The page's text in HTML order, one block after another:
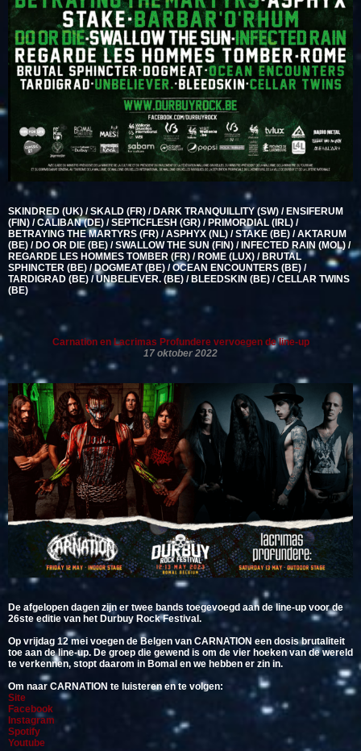
SKINDRED (UK) / SKALD (FR) / DARK TRANQUILLITY (SW) / ENSIFERUM
(FIN) / CALIBAN (DE) / SEPTICFLESH (GR) / PRIMORDIAL (IRL) /
BETRAYING THE MARTYRS (FR) / ASPHYX (NL) / STAKE (BE) / AKTARUM
(BE) / DO OR DIE (BE) / SWALLOW THE SUN (FIN) / INFECTED RAIN (MOL) /
REGARDE LES HOMMES TOMBER (FR) / ROME (LUX) / BRUTAL
SPHINCTER (BE) / DOGMEAT (BE) / OCEAN ENCOUNTERS (BE) /
TARDIGRAD (BE) / UNBELIEVER. (BE) / BLEEDSKIN (BE) / CELLAR TWINS
(BE)
Carnation en Lacrimas Profundere vervoegen de line-up
17 oktober 2022
De afgelopen dagen zijn er twee bands toegevoegd aan de line-up voor de
26ste editie van het Durbuy Rock Festival.
Op vrijdag 12 mei voegen de Belgen van CARNATION een dosis brutaliteit
toe aan de line-up. De groep die gewend is om de vier hoeken van de wereld
te verkennen, stopt daarom in Bomal en we hebben er zin in.
Om naar CARNATION te luisteren en te volgen:
Site
Facebook
Instagram
Spotify
Youtube